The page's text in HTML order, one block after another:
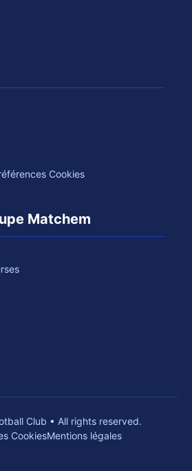
Cookies
Matchem
Club • All rights reserved.
CookiesMentions légales